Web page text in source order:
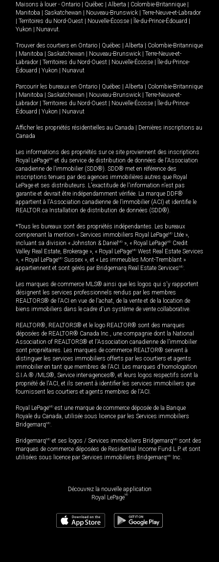
Maisons à louer - Ontario Québec Alberta Colombie-Britannique
Manitoba
Saskatchewan Nouveau-Brunswick
Terre-Neuve-et-Labrador
Territoires du Nord-Ouest Nouvelle-Écosse Île-du-Prince-Édouard
Yukon
Nunavut.
Trouver des courtiers en Ontario Québec Alberta
Colombie-Britannique
Manitoba Saskatchewan Nouveau-Brunswick
Terre-Neuve-et-
Labrador
Territoires du Nord-Ouest Nouvelle-Écosse
Île-du-Prince-
Édouard
Yukon Nunavut
Parcourir les bureaux en Ontario Québec Alberta
Colombie-Britannique
Manitoba Saskatchewan Nouveau-Brunswick
Terre-Neuve-et-
Labrador
Territoires du Nord-Ouest Nouvelle-Écosse
Île-du-Prince-
Édouard
Yukon Nunavut
Afficher les propriétés résidentielles au Canada
Dernières inscriptions au
Canada
Les informations des propriétés sur ce site proviennent des inscriptions
Royal LePageMD et du service de distribution de données de l'Association
canadienne de l’immobilier (SDD®). SDD® met en référence des
inscriptions tenues par des agences immobilières autres que Royal
LePage et ses distributeurs. L'exactitude de l'information n'est pas
garantie et devrait être indépendamment vérifiée. La marque DDF®
appartient à l'Association canadienne de l’immobilier (ACI) et identifie le
REALTOR.ca Installation de distribution de données (SDD®).
*Tous les bureaux sont des propriétés indépendantes. Les bureaux
comprenant la mention « Services immobiliers Royal LePageMD Ltée »,
incluant sa division « Johnston & Daniel MD », « Royal LePageMD Credit
Valley Real Estate, Brokerage », « Royal LePageMD West Real Estate Services
», « Royal LePageMD Sussex », et « Les immeubles Mont-Tremblant »
appartiennent et sont gérés par Bridgemarq Real Estate ServicesMD.
Les marques de commerce MLS® ainsi que les logos qui s'y rapportent
désignent les services professionnels rendus par les membres
REALTORS® de l'ACI en vue de l'achat, de la vente et de la location de
biens immobiliers dans le cadre d'un système de vente collaborative.
REALTOR®, REALTORS® et le logo REALTOR® sont des marques
déposées de REALTOR® Canada Inc., une compagnie dont la National
Association of REALTORS® et l'Association canadienne de l’immobilier
sont propriétaires. Les marques de commerce REALTOR® servent à
distinguer les services immobiliers offerts par les courtiers et agents
immobilier en tant que membres de l'ACI. Les marques d'homologation
S.I.A.® /MLS®, Service inter-agences®, et leurs logos respectifs sont la
propriété de l'ACI, et ils servent à identifier les services immobiliers que
fournissent les courtiers et agents membres de l'ACI.
Royal LePageMD est une marque de commerce déposée de la Banque
Royale du Canada, utilisée sous licence par les Services immobiliers
BridgemarqMD.
BridgemarqMD et ses logos / Services immobiliers BridgemarqMD sont des
marques de commerce déposées de Residential Income Fund L.P. et sont
utilisées sous licence par Services immobiliers BridgemarqMD Inc.
Découvrez la nouvelle application
Royal LePageMD